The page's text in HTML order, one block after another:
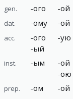
gen. -ого -ой
dat. -ому -ой
acc. -ого
-ый
-ую
inst. -ым -ой
-ою
prep. -ом -ой